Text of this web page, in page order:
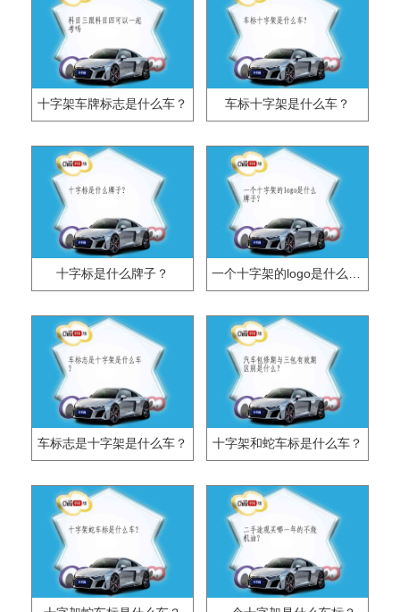
十字架车牌标志是什么车？ 车标十字架是什么车？
十字标是什么牌子？
车标志是十字架是什么车？ 十字架和蛇车标是什么车？